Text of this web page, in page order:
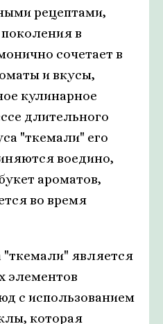
рецептами,
в
сочетает в
и вкусы,
кулинарное
длительного
"ткемали" его
воедино,
ароматов,
во время
"ткемали" является
элементов
с использованием
которая